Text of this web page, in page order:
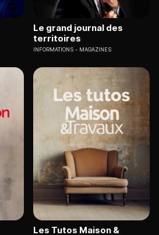
Le grand journal des
territoires
INFORMATIONS MAGAZINES
Les Tutos Maison &